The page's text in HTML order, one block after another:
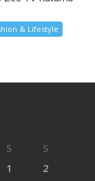
& Lifestyle
S
S
1
2